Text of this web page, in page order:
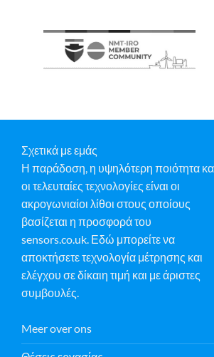
Σχετικά με εμάς
Η παράδοση, η υψηλότερη ποιότητα
οι τελευταίες τεχνολογίες είναι οι
ακρογωνιαίοι λίθοι στους οποίους
βασίζεται η προσφορά του
sensors.co.uk. Εδώ μπορείτε να
αποκτήσετε τεχνολογία μέτρησης και
ελέγχου σε δίκαιη τιμή και με άριστες
συμβουλές.
Meer over ons